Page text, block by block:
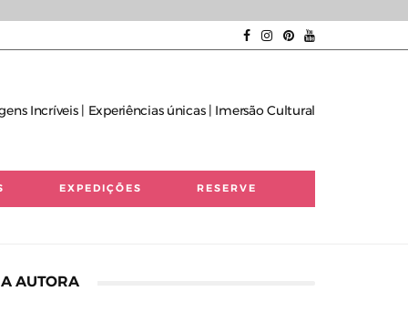
Incríveis | Experiências únicas | Imersão Cultural
EXPEDIÇÕES RESERVE
A AUTORA